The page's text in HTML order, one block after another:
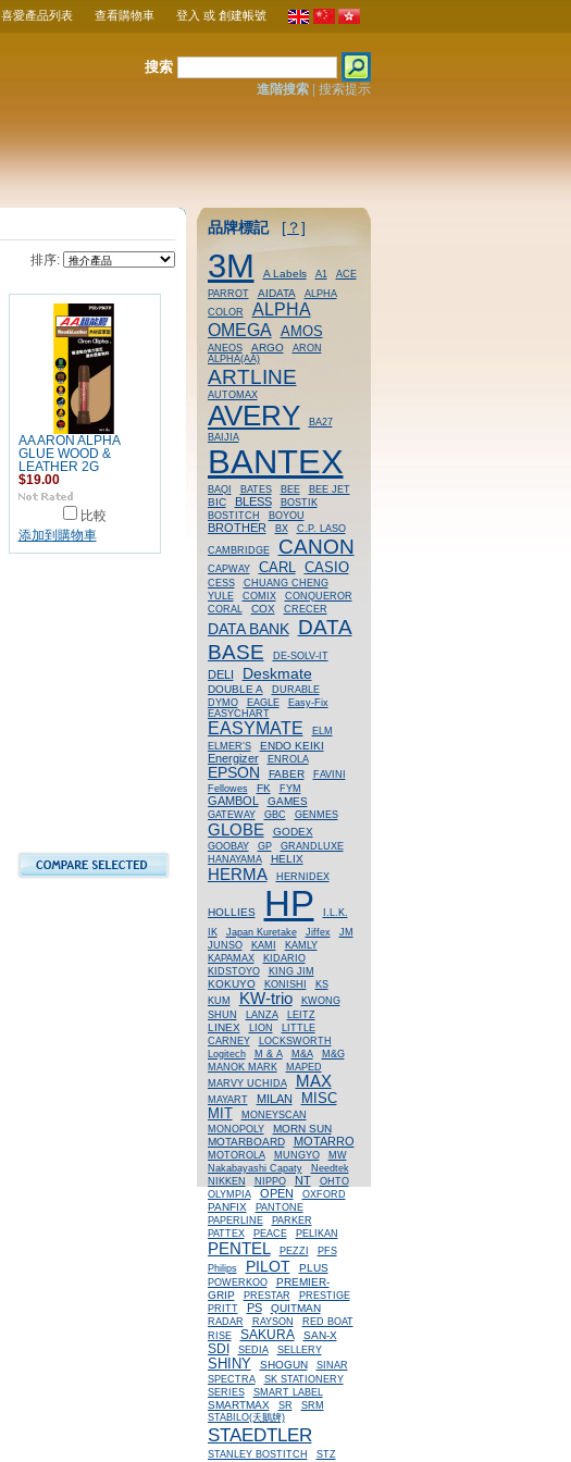
喜愛產品列表 查看購物車 登入 或 創建帳號
搜索
進階搜索| 搜索提示
排序:
AA ARON ALPHA
GLUE WOOD &
LEATHER 2G
$19.00
比較
添加到購物車
品牌標記 [？]
3M A Labels A1
ACE
PARROT
AIDATA
ALPHA
COLOR
ALPHA
OMEGA AMOS
ANEOS ARGO
ARON
ALPHA(AA)
ARTLINE
AUTOMAX
AVERY
BA27
BAIJIA
BANTEX
BAQI BATES BEE BEE JET
BIC BLESS
BOSTIK
BOSTITCH
BOYOU
BROTHER BX
C.P. LASO
CAMBRIDGE
CANON
CAPWAY CARL CASIO
CESS
CHUANG CHENG
YULE
COMIX
CONQUEROR
CORAL
COX CRECER
DATA BANK DATA
BASE
DE-SOLV-IT
DELI Deskmate
DOUBLE A
DURABLE
DYMO
EAGLE
Easy-Fix
EASYCHART
EASYMATE
ELM
ELMER'S
ENDO KEIKI
Energizer ENROLA
EPSON FABER
FAVINI
Fellowes
FK FYM
GAMBOL GAMES
GATEWAY GBC GENMES
GLOBE GODEX
GOOBAY GP
GRANDLUXE
HANAYAMA
HELIX
HERMA HERNIDEX
HOLLIES HP
I.L.K.
IK
Japan Kuretake Jiffex
JM
JUNSO
KAMI
KAMLY
KAPAMAX
KIDARIO
KIDSTOYO
KING JIM
KOKUYO KONISHI
KS
KUM
KW-trio
KWONG
SHUN
LANZA LEITZ
LINEX LION
LITTLE
CARNEY
LOCKSWORTH
Logitech
M & A M&A
M&G
MANOK MARK
MAPED
MARVY UCHIDA
MAX
MAYART MILAN MISC
MIT
MONEYSCAN
MONOPOLY
MORN SUN
MOTARBOARD
MOTARRO
MOTOROLA MUNGYO
MW
Nakabayashi Capaty
Needtek
NIKKEN
NIPPO NT
OHTO
OLYMPIA
OPEN OXFORD
PANFIX
PANTONE
PAPERLINE
PARKER
PATTEX
PEACE PELIKAN
PENTEL PEZZI
PFS
Philips
PILOT PLUS
POWERKOO
PREMIER-
GRIP
PRESTAR
PRESTIGE
PRITT
PS QUITMAN
RADAR RAYSON
RED BOAT
RISE
SAKURA SAN-X
SDI SEDIA SELLERY
SHINY SHOGUN
SINAR
SPECTRA
SK STATIONERY
SERIES
SMART LABEL
SMARTMAX SR
SRM
STABILO(天鵝牌)
STAEDTLER
STANLEY BOSTITCH STZ